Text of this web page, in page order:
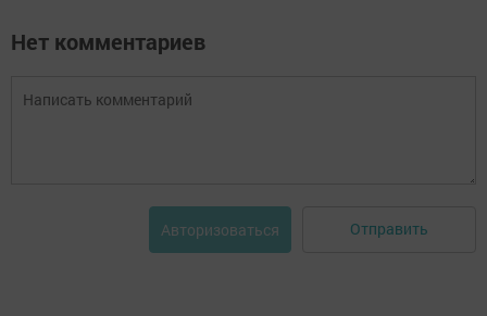
Нет комментариев
Авторизоваться Отправить